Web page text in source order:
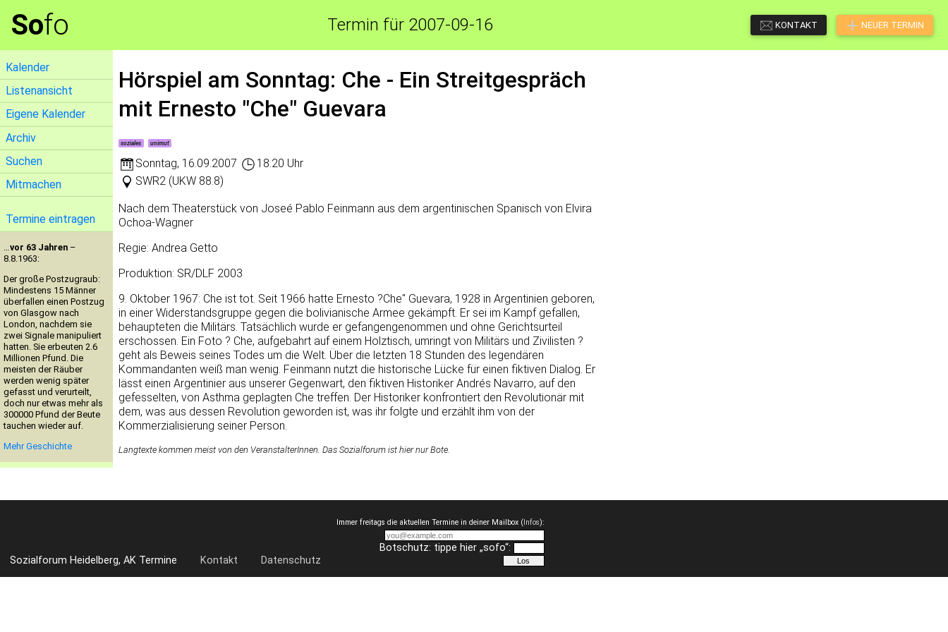
Sofo Termin für 2007-09-16 KONTAKT NEUER TERMIN
Kalender
Listenansicht
Eigene Kalender
Archiv
Suchen
Mitmachen
Termine eintragen
…vor 63 Jahren –
8.8.1963:
Der große Postzugraub:
Mindestens 15 Männer
überfallen einen Postzug
von Glasgow nach
London, nachdem sie
zwei Signale manipuliert
hatten. Sie erbeuten 2.6
Millionen Pfund. Die
meisten der Räuber
werden wenig später
gefasst und verurteilt,
doch nur etwas mehr als
300000 Pfund der Beute
tauchen wieder auf.
Mehr Geschichte
Hörspiel am Sonntag: Che - Ein Streitgespräch
mit Ernesto "Che" Guevara
soziales unimut
Sonntag, 16.09.2007
18.20 Uhr
SWR2 (UKW 88.8)
Nach dem Theaterstück von Joseé Pablo Feinmann aus dem argentinischen Spanisch von Elvira
Ochoa-Wagner
Regie: Andrea Getto
Produktion: SR/DLF 2003
9. Oktober 1967: Che ist tot. Seit 1966 hatte Ernesto ?Che" Guevara, 1928 in Argentinien geboren,
in einer Widerstandsgruppe gegen die bolivianische Armee gekämpft. Er sei im Kampf gefallen,
behaupteten die Militärs. Tatsächlich wurde er gefangengenommen und ohne Gerichtsurteil
erschossen. Ein Foto ? Che, aufgebahrt auf einem Holztisch, umringt von Militärs und Zivilisten ?
geht als Beweis seines Todes um die Welt. Über die letzten 18 Stunden des legendären
Kommandanten weiß man wenig. Feinmann nutzt die historische Lücke für einen fiktiven Dialog. Er
lässt einen Argentinier aus unserer Gegenwart, den fiktiven Historiker Andrés Navarro, auf den
gefesselten, von Asthma geplagten Che treffen. Der Historiker konfrontiert den Revolutionär mit
dem, was aus dessen Revolution geworden ist, was ihr folgte und erzählt ihm von der
Kommerzialisierung seiner Person.
Langtexte kommen meist von den VeranstalterInnen. Das Sozialforum ist hier nur Bote.
Sozialforum Heidelberg, AK Termine Kontakt Datenschutz
Immer freitags die aktuellen Termine in deiner Mailbox (Infos):
Botschutz: tippe hier „sofo“: